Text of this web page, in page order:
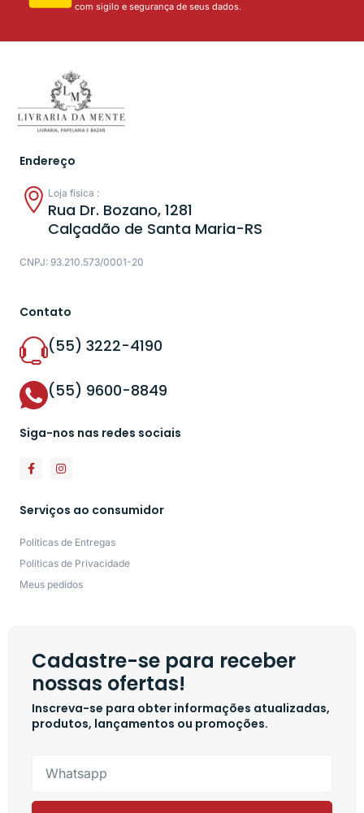
com sigilo e segurança de seus dados.
Endereço
Loja física :
Rua Dr. Bozano, 1281
Calçadão de Santa Maria-RS
CNPJ: 93.210.573/0001-20
Contato
(55) 3222-4190
(55) 9600-8849
Siga-nos nas redes sociais
Serviços ao consumidor
Políticas de Entregas
Políticas de Privacidade
Meus pedidos
Cadastre-se para receber
nossas ofertas!
Inscreva-se para obter informações atualizadas,
produtos, lançamentos ou promoções.